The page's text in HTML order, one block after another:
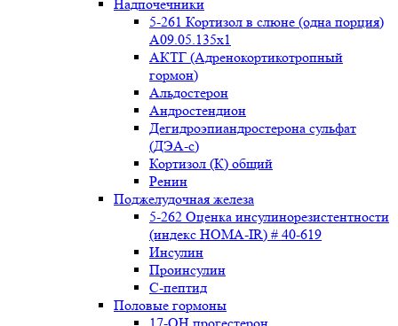
Надпочечники
5-261 Кортизол в слюне (одна порция)
A09.05.135x1
АКТГ (Адренокортикотропный
гормон)
Альдостерон
Андростендион
Дегидроэпиандростерона сульфат
(ДЭА-с)
Кортизол (К) общий
Ренин
Поджелудочная железа
5-262 Оценка инсулинорезистентности
(индекс HOMA-IR) # 40-619
Инсулин
Проинсулин
С-пептид
Половые гормоны